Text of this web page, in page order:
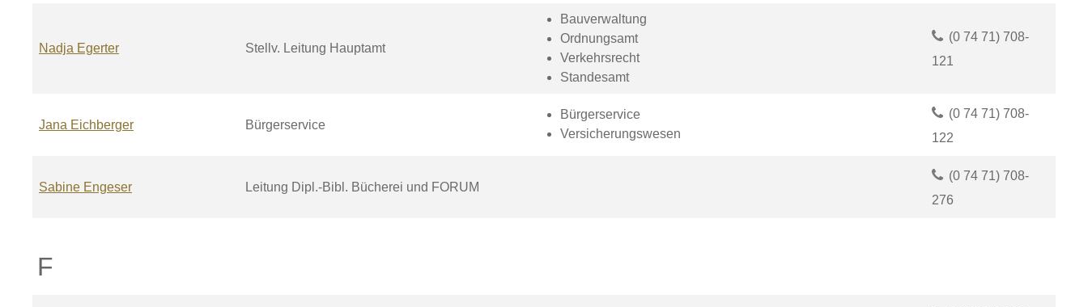
Nadja Egerter Stellv. Leitung Hauptamt
Bauverwaltung
Ordnungsamt
Verkehrsrecht
Standesamt
(0 74 71) 708-
121
Jana Eichberger Bürgerservice
Bürgerservice
Versicherungswesen
(0 74 71) 708-
122
Sabine Engeser Leitung Dipl.-Bibl. Bücherei und FORUM
(0 74 71) 708-
276
F